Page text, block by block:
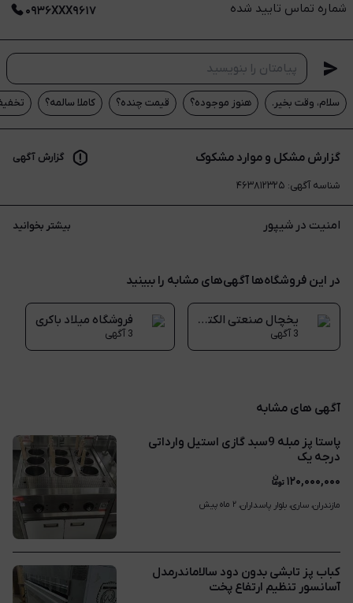
شماره تماس تایید شده ۰۹۳۶XXX۹۶۱۷
سلام، وقت بخیر. هنوز موجوده؟ قیمت چنده؟ کاملا سالمه؟
گزارش مشکل و موارد مشکوک گزارش آگهی
شناسه آگهی: ۴۶۳۸۱۲۳۲۵
امنیت در شیپور بیشتر بخوانید
در این فروشگاه‌ها آگهی‌های مشابه را ببینید
یخچال صنعتی الکترو بهار آمل
3 آگهی
فروشگاه میلاد باکری
3 آگهی
آگهی های مشابه
پاستا پز مبله 9سبد گازی استیل وارداتی
درجه یک
۱۲۰,۰۰۰,۰۰۰
مازندران، ساری، بلوار پاسداران، ۲ ماه پیش
کباب پز تابشی بدون دود سالاماندرمدل
آسانسور تنظیم ارتفاع پخت